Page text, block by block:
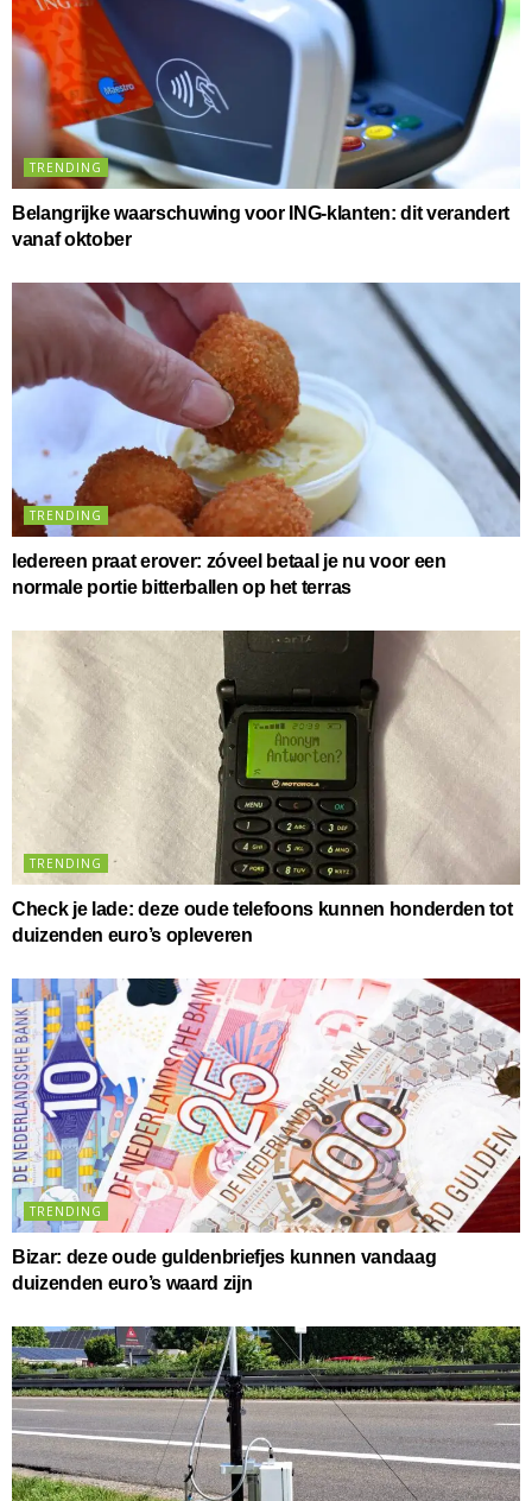
TRENDING
Belangrijke waarschuwing voor ING-klanten: dit verandert
vanaf oktober
TRENDING
Iedereen praat erover: zóveel betaal je nu voor een
normale portie bitterballen op het terras
TRENDING
Check je lade: deze oude telefoons kunnen honderden tot
duizenden euro’s opleveren
TRENDING
Bizar: deze oude guldenbriefjes kunnen vandaag
duizenden euro’s waard zijn